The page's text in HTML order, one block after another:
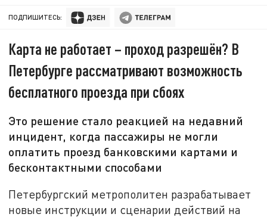
ПОДПИШИТЕСЬ:
Карта не работает – проход разрешён? В
Петербурге рассматривают возможность
бесплатного проезда при сбоях
Это решение стало реакцией на недавний
инцидент, когда пассажиры не могли
оплатить проезд банковскими картами и
бесконтактными способами
Петербургский метрополитен разрабатывает
новые инструкции и сценарии действий на